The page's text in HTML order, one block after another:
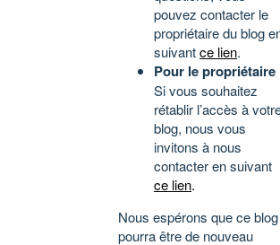
pouvez contacter le
propriétaire du blog
suivantce lien.
Pour le propriétaire
Si vous souhaitez
rétablir l’accès à
blog, nous vous
invitons à nous
contacter en suivant
ce lien.
Nous espérons que ce blog
pourra être de nouveau